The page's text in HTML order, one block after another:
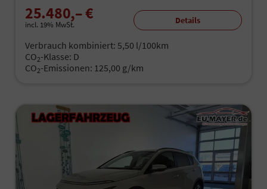
25.480,– €
incl. 19% MwSt. Details
Verbrauch kombiniert: 5,50 l/100km
CO2-Klasse: D
CO2-Emissionen: 125,00 g/km